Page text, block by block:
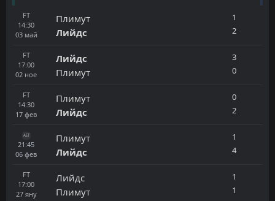
FT
14:30
03 май
Плимут
Лийдс
1
2
FT
17:00
02 ное
Лийдс
Плимут
3
0
FT
14:30
17 фев
Плимут
Лийдс
0
2
AET
21:45
06 фев
Плимут
Лийдс
1
4
FT
17:00
27 яну
Лийдс
Плимут
1
1